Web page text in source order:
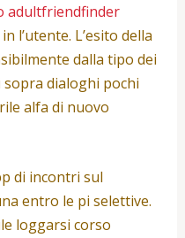
adultfriendfinder
l’utente. L’esito della
dalla tipo dei
dialoghi pochi
alfa di nuovo
di incontri sul
entro le pi selettive.
loggarsi corso